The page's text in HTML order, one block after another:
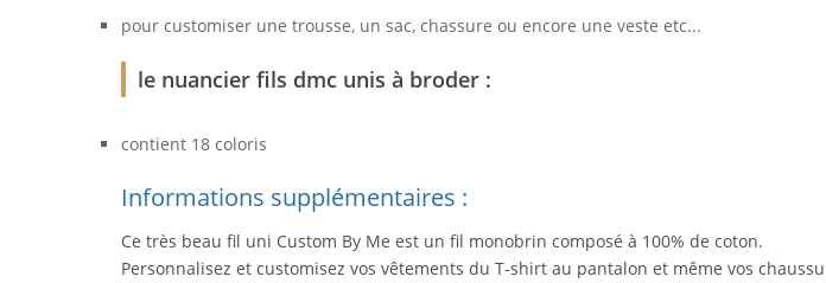
pour customiser une trousse, un sac, chassure ou encore une veste etc...
le nuancier fils dmc unis à broder :
contient 18 coloris
Informations supplémentaires :
Ce très beau fil uni Custom By Me est un fil monobrin composé à 100% de coton.
Personnalisez et customisez vos vêtements du T-shirt au pantalon et même vos